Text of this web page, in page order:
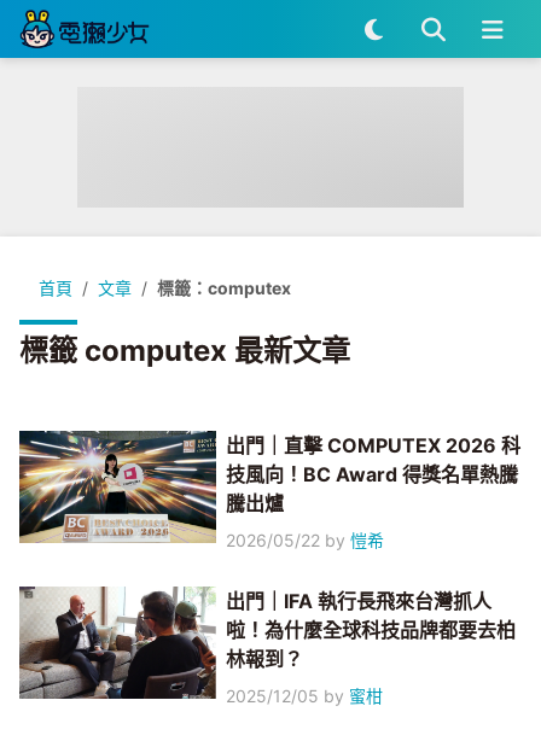
首頁 文章 標籤：computex
標籤 computex 最新文章
出門｜直擊 COMPUTEX 2026 科
技風向！BC Award 得獎名單熱騰
騰出爐
2026/05/22 by愷希
出門｜IFA 執行長飛來台灣抓人
啦！為什麼全球科技品牌都要去柏
林報到？
2025/12/05 by 蜜柑